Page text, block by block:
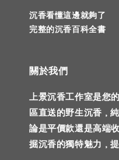
沉香看懂這邊就夠了
完整的沉香百科全書
關於我們
上景沉香工作室是您
區直送的野生沉香，
論是平價款還是高端
掘沉香的獨特魅力，